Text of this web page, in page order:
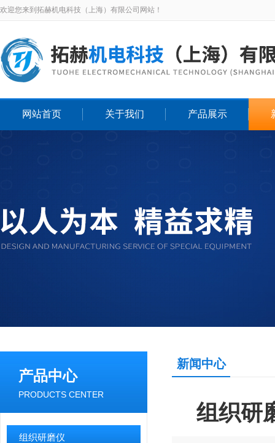
欢迎您来到拓赫机电科技（上海）有限公司网站！
网站首页 关于我们 产品展示
产品中心
PRODUCTS CENTER
组织研磨仪
新闻中心
组织研